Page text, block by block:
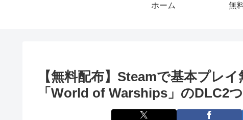
ホーム 無
【無料配布】Steamで基本プレ
「World of Warships」のDLC2